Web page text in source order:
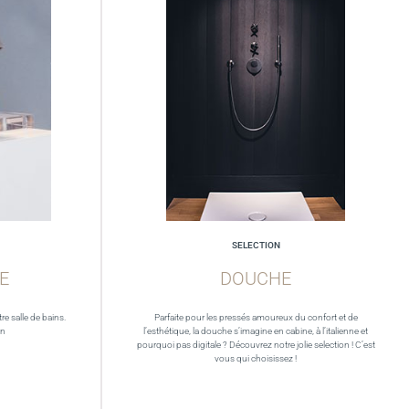
salle de bains.
SELECTION
DOUCHE
Parfaite pour les pressés amoureux du confort et de
l’esthétique, la douche s’imagine en cabine, à l’italienne et
pourquoi pas digitale ? Découvrez notre jolie selection ! C’est
vous qui choisissez !